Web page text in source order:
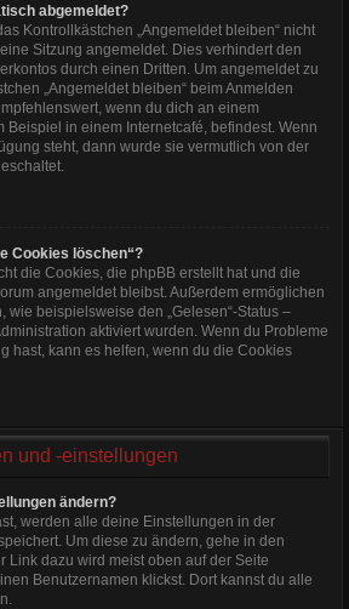
abgemeldet?
Kontrollkästchen „Angemeldet bleiben“ nicht
Sitzung angemeldet. Dies verhindert den
durch einen Dritten. Um angemeldet zu
„Angemeldet bleiben“ beim Anmelden
wenn du dich an einem
Beispiel in einem Internetcafé, befindest. Wenn
steht, dann wurde sie vermutlich von der
Cookies löschen“?
die Cookies, die phpBB erstellt hat und die
angemeldet bleibst. Außerdem ermöglichen
wie beispielsweise den „Gelesen“-Status –
aktiviert wurden. Wenn du Probleme
hast, kann es helfen, wenn du die Cookies
und -einstellungen
ändern?
werden alle deine Einstellungen in der
Um diese zu ändern, gehe in den
Link dazu wird meist oben auf der Seite
Benutzernamen klickst. Dort kannst du alle